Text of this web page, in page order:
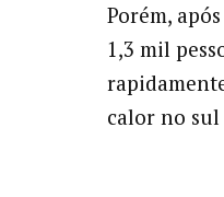
Porém,
1,3 mil
calor no sul